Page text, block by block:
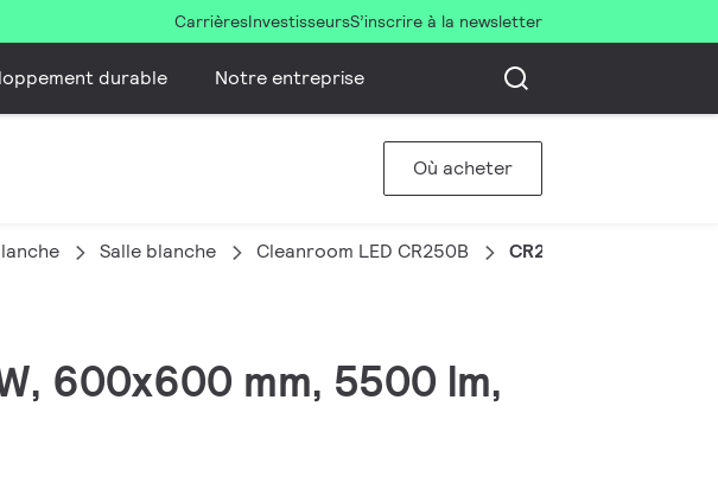
CarrièresInvestisseursS’inscrire à la newsletter
durable Notre entreprise
Où acheter
Salle blanche Cleanroom LED CR250B CR250B LED55S/840
600x600 mm, 5500 lm,